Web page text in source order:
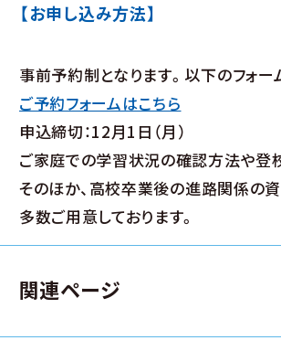
【お申し込み方法】
事前予約制となります。以下のフォー
ご予約フォームはこちら
申込締切：12月1日（月）
ご家庭での学習状況の確認方法や登
そのほか、高校卒業後の進路関係の
多数ご用意しております。
関連ページ